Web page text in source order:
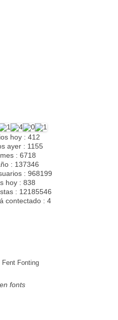
hoy : 412
ayer : 1155
: 6718
: 137346
: 968199
hoy : 838
: 12185546
contectado : 4
Fent Fonting
fonts